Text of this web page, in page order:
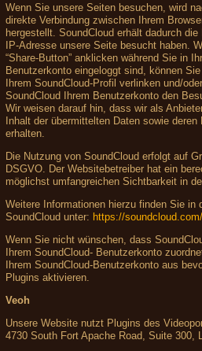
Wenn Sie unsere Seiten besuchen, wird
direkte Verbindung zwischen Ihrem
hergestellt. SoundCloud erhält dadurch
IP-Adresse unsere Seite besucht haben.
“Share-Button” anklicken während Sie in
Benutzerkonto eingeloggt sind, können
Ihrem SoundCloud-Profil verlinken und/
SoundCloud Ihrem Benutzerkonto den
Wir weisen darauf hin, dass wir als
Inhalt der übermittelten Daten sowie
erhalten.
Die Nutzung von SoundCloud erfolgt auf
DSGVO. Der Websitebetreiber hat ein
möglichst umfangreichen Sichtbarkeit in
Weitere Informationen hierzu finden Sie in
SoundCloud unter: https://
Wenn Sie nicht wünschen, dass
Ihrem SoundCloud- Benutzerkonto
Ihrem SoundCloud-Benutzerkonto aus
Plugins aktivieren.
Veoh
Unsere Website nutzt Plugins des
4730 South Fort Apache Road, Suite 300,